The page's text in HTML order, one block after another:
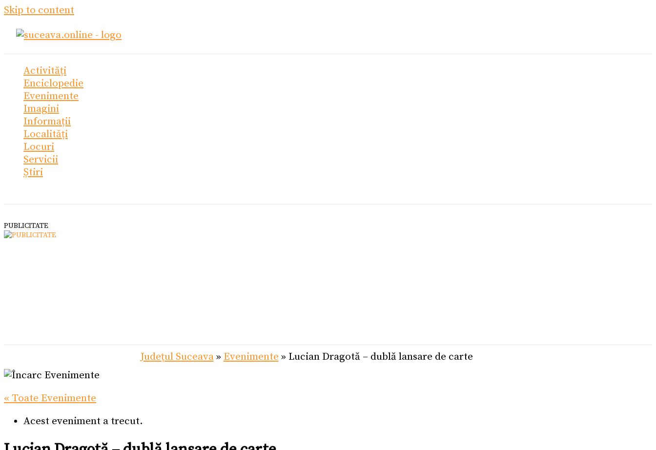
Skip to content
Activități
Enciclopedie
Evenimente
Imagini
Informații
Localități
Locuri
Servicii
Știri
PUBLICITATE
Județul Suceava» Evenimente » Lucian Dragotă – dublă lansare de carte
« Toate Evenimente
Acest eveniment a trecut.